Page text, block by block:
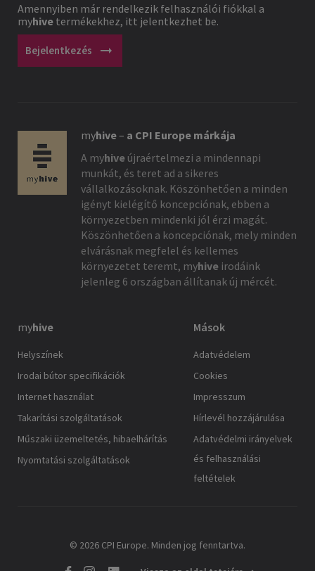
Amennyiben már rendelkezik felhasználói fiókkal a
myhive termékekhez, itt jelentkezhet be.
Bejelentkezés arrow_right_alt
myhive– a CPI Europe márkája
A myhive újraértelmezi a mindennapi
munkát, és teret ad a sikeres
vállalkozásoknak. Köszönhetően a minden
igényt kielégítő koncepciónak, ebben a
környezetben mindenki jól érzi magát.
Köszönhetően a koncepciónak, mely minden
elvárásnak megfelel és kellemes
környezetet teremt, myhive irodáink
jelenleg 6 országban állítanak új mércét.
myhive
Helyszínek
Irodai bútor specifikációk
Internet használat
Takarítási szolgáltatások
Műszaki üzemeltetés, hibaelhárítás
Nyomtatási szolgáltatások
Mások
Adatvédelem
Cookies
Impresszum
Hírlevél hozzájárulása
Adatvédelmi irányelvek
és felhasználási
feltételek
© 2026 CPI Europe. Minden jog fenntartva.